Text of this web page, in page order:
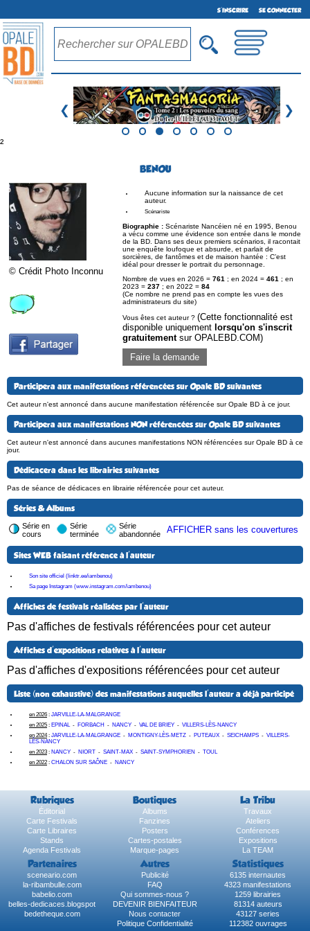
S'INSCRIRE SE CONNECTER
❮ ❯
²
BENOU
© Crédit Photo Inconnu
Aucune information sur la naissance de cet
auteur.
Scénariste
Biographie : Scénariste Nancéien né en 1995, Benou
a vécu comme une évidence son entrée dans le monde
de la BD. Dans ses deux premiers scénarios, il racontait
une enquête loufoque et absurde, et parlait de
sorcières, de fantômes et de maison hantée : C’est
idéal pour dresser le portrait du personnage.
Nombre de vues en 2026 = 761 ; en 2024 = 461 ; en
2023 = 237 ; en 2022 = 84
(Ce nombre ne prend pas en compte les vues des
administrateurs du site)
Vous êtes cet auteur ? (Cette fonctionnalité est
disponible uniquement lorsqu'on s'inscrit
gratuitementsur OPALEBD.COM)
Faire la demande
Participera aux manifestations référencées sur Opale BD suivantes
Cet auteur n'est annoncé dans aucune manifestation référencée sur Opale BD à ce jour.
Participera aux manifestations NON référencées sur Opale BD suivantes
Cet auteur n'est annoncé dans aucunes manifestations NON référencées sur Opale BD à ce
jour.
Dédicacera dans les librairies suivantes
Pas de séance de dédicaces en librairie référencée pour cet auteur.
Séries & Albums
Série en
cours
Série
terminée
Série
abandonnée
AFFICHER sans les couvertures
Sites WEB faisant référence à l'auteur
Son site officiel (linktr.ee/iambenou)
Sa page Instagram (www.instagram.com/iambenou)
Affiches de festivals réalisées par l'auteur
Pas d'affiches de festivals référencées pour cet auteur
Affiches d'expositions relatives à l'auteur
Pas d'affiches d'expositions référencées pour cet auteur
Liste (non exhaustive) des manifestations auquelles l'auteur a déjà participé
en 2026 : JARVILLE-LA-MALGRANGE
en 2025 : EPINAL- FORBACH - NANCY - VAL DE BRIEY - VILLERS-LÈS-NANCY
en 2024: JARVILLE-LA-MALGRANGE - MONTIGNY-LÈS-METZ - PUTEAUX - SEICHAMPS - VILLERS-
LÈS-NANCY
en 2023 : NANCY - NIORT - SAINT-MAX - SAINT-SYMPHORIEN - TOUL
en 2022 : CHALON SUR SAÔNE - NANCY
Rubriques Boutiques La Tribu
Éditorial Albums
Travaux
Carte Festivals
Fanzines
Ateliers
Carte Libraires
Posters
Conférences
Stands
Cartes-postales
Expositions
Agenda Festivals
Marque-pages La TEAM
Partenaires Autres Statistiques
sceneario.com Publicité
6135 internautes
la-ribambulle.com
FAQ
4323 manifestations
babelio.com
Qui sommes-nous ?
1259 librairies
belles-dedicaces.blogspot
DEVENIR BIENFAITEUR
81314 auteurs
bedetheque.com
Nous contacter
43127 series
Politique Confidentialité
112382 ouvrages